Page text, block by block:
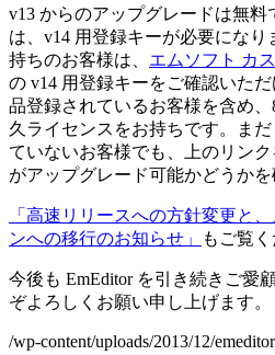
v13 からのアップグレードは無料
は、v14 用登録キーが必要になり
持ちのお客様は、 エムソフト カ
の v14 用登録キーをご確認いた
品登録されているお客様を含め
久ライセンスをお持ちです。ま
ていないお客様でも、上のリン
がアップグレード可能かどうかを
「高速リリースへの方針変更と
ンへの移行のお知らせ」
もご覧く
今後も EmEditor を引き続きご愛
ぞよろしくお願い申し上げます。
/wp-content/uploads/2013/12/